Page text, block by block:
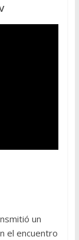
un
el encuentro